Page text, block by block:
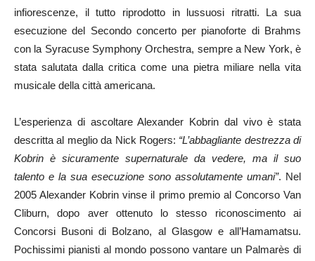
infiorescenze, il tutto riprodotto in lussuosi ritratti. La sua
esecuzione del Secondo concerto per pianoforte di Brahms
con la Syracuse Symphony Orchestra, sempre a New York, è
stata salutata dalla critica come una pietra miliare nella vita
musicale della città americana.
L’esperienza di ascoltare Alexander Kobrin dal vivo è stata
descritta al meglio da Nick Rogers: “L’abbagliante destrezza di
Kobrin è sicuramente supernaturale da vedere, ma il suo
talento e la sua esecuzione sono assolutamente umani”. Nel
2005 Alexander Kobrin vinse il primo premio al Concorso Van
Cliburn, dopo aver ottenuto lo stesso riconoscimento ai
Concorsi Busoni di Bolzano, al Glasgow e all’Hamamatsu.
Pochissimi pianisti al mondo possono vantare un Palmarès di